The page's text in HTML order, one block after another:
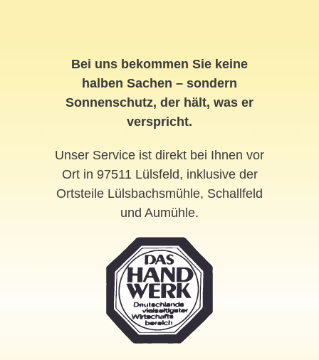
Bei uns bekommen Sie keine
halben Sachen – sondern
Sonnenschutz, der hält, was er
verspricht.
Unser Service ist direkt bei Ihnen vor
Ort in 97511 Lülsfeld, inklusive der
Ortsteile Lülsbachsmühle, Schallfeld
und Aumühle.